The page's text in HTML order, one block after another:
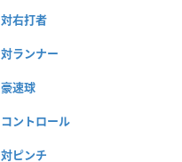
対右打者
対ランナー
豪速球
コントロール
対ピンチ